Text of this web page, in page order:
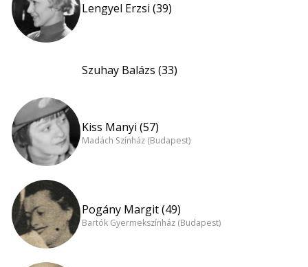
Lengyel Erzsi (39)
Szuhay Balázs (33)
Kiss Manyi (57)
Madách Színház (Budapest)
Pogány Margit (49)
Bartók Gyermekszínház (Budapest)